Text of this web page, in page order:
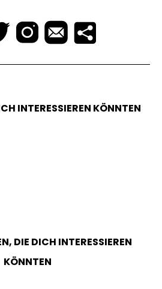
INTERESSIEREN KÖNNTEN
DIE DICH INTERESSIEREN
KÖNNTEN